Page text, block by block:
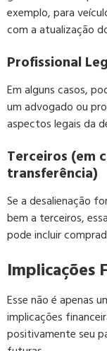
exemplo, para
com a atualização
Profissional
Em alguns casos,
um advogado ou
aspectos legais da
Terceiros (em
transferência)
Se a desalienação
bem a terceiros,
pode incluir
Implicações
Esse não é apenas
implicações
positivamente seu